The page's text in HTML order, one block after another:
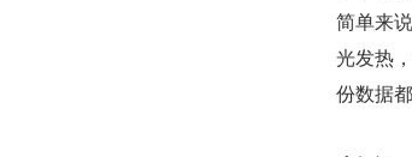
简单来
光发热
份数据